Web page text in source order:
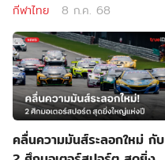
กีฬาไทย 8 ก.ค. 68
คลื่นความมันส์ระลอกใหม่ กับ